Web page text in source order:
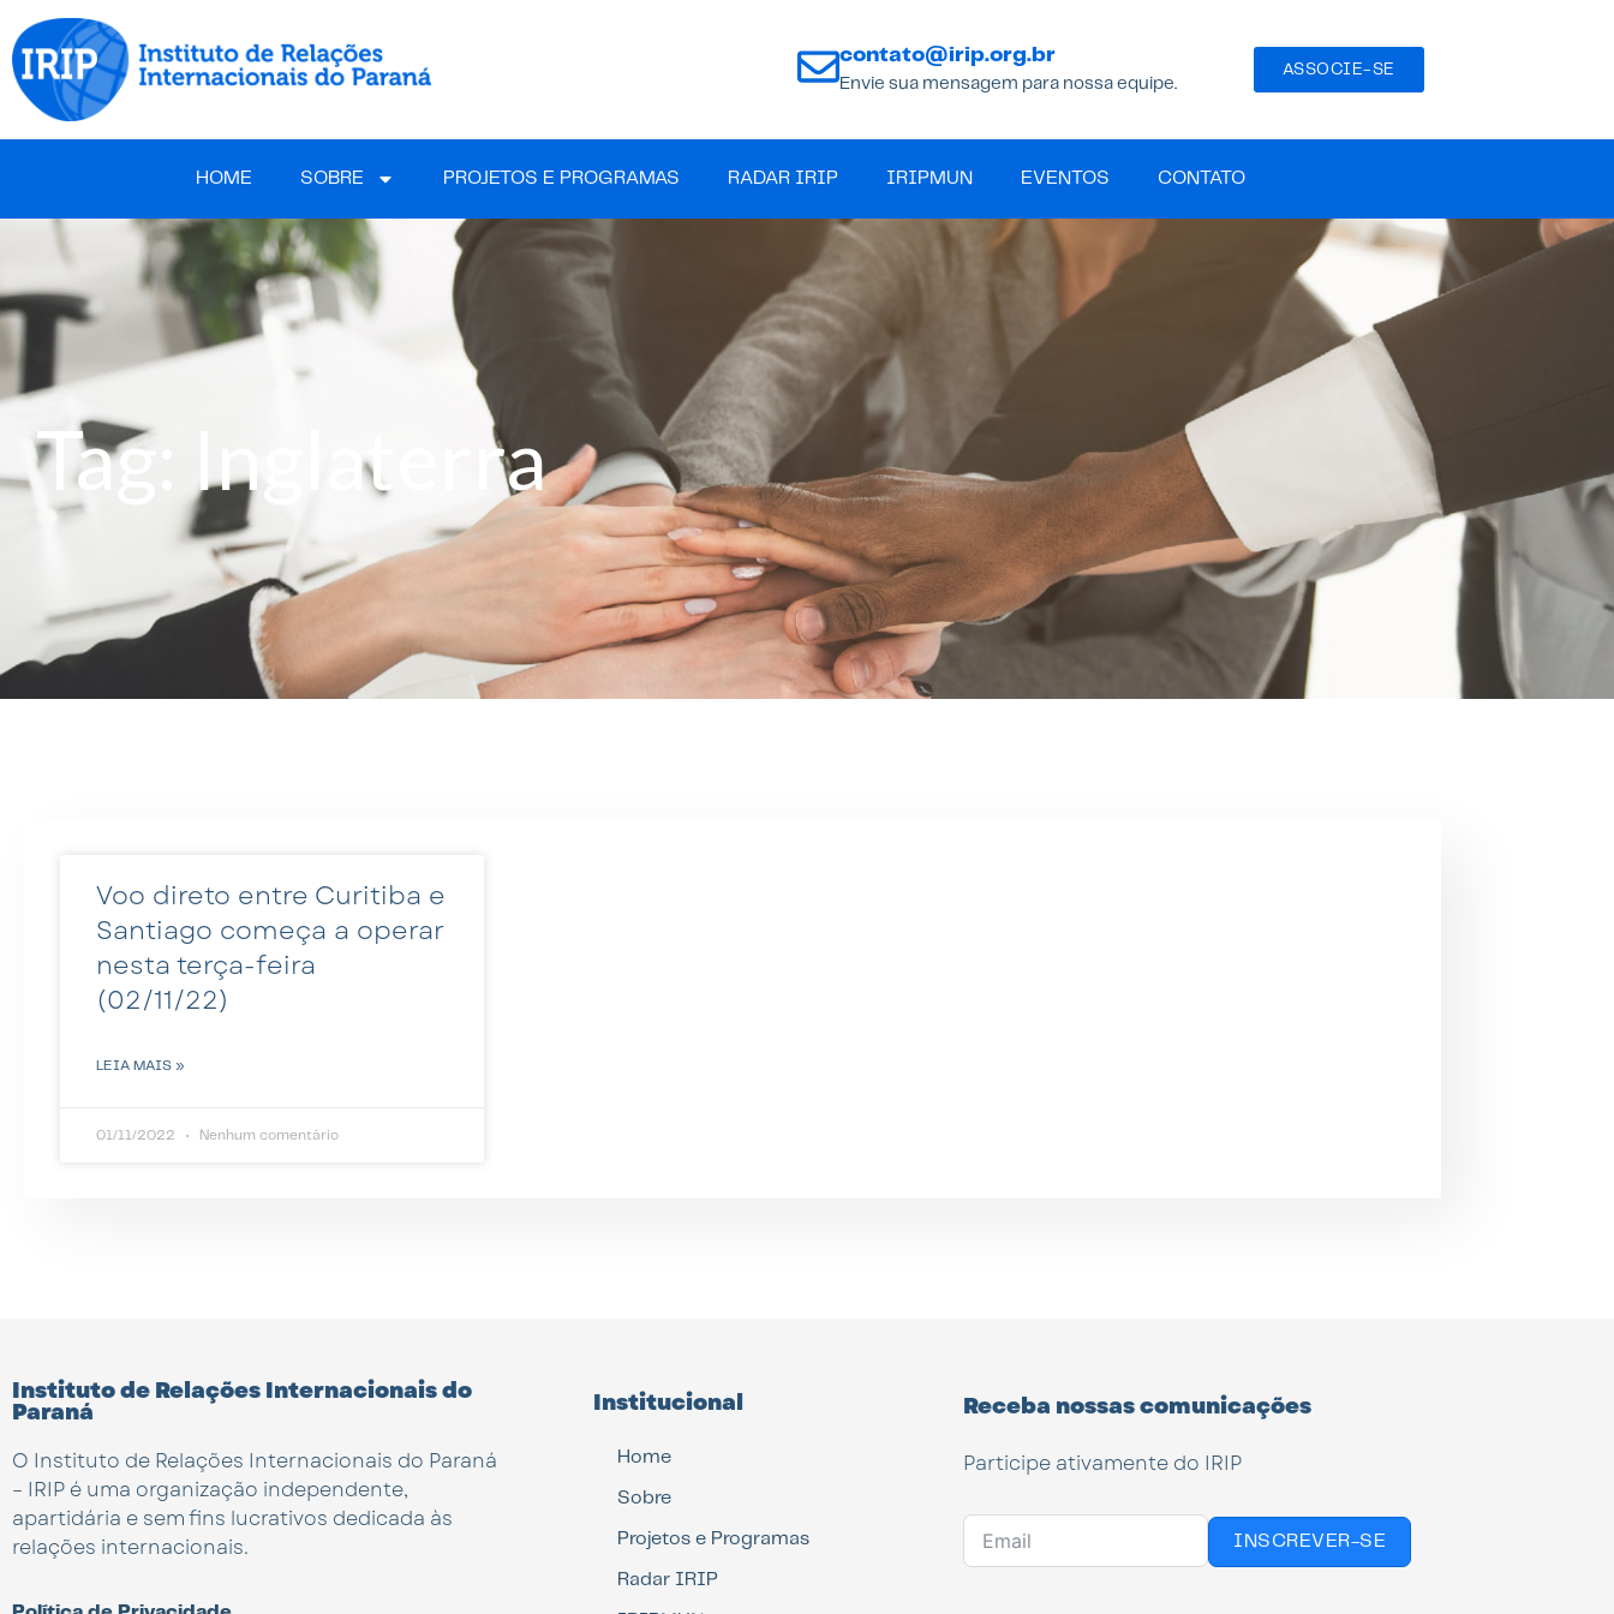
contato@irip.org.br
Envie sua mensagem para nossa equipe.
ASSOCIE-SE
HOME SOBRE PROJETOS E PROGRAMAS RADAR IRIP IRIPMUN EVENTOS CONTATO
Tag: Inglaterra
Voo direto entre Curitiba e
Santiago começa a operar
nesta terça-feira
(02/11/22)
LEIA MAIS »
01/11/2022 Nenhum comentário
Instituto de Relações Internacionais do
Paraná
O Instituto de Relações Internacionais do Paraná
– IRIP é uma organização independente,
apartidária e sem fins lucrativos dedicada às
relações internacionais.
Institucional
Home
Sobre
Projetos e Programas
Radar IRIP
Receba nossas comunicações
Participe ativamente do IRIP
INSCREVER-SE